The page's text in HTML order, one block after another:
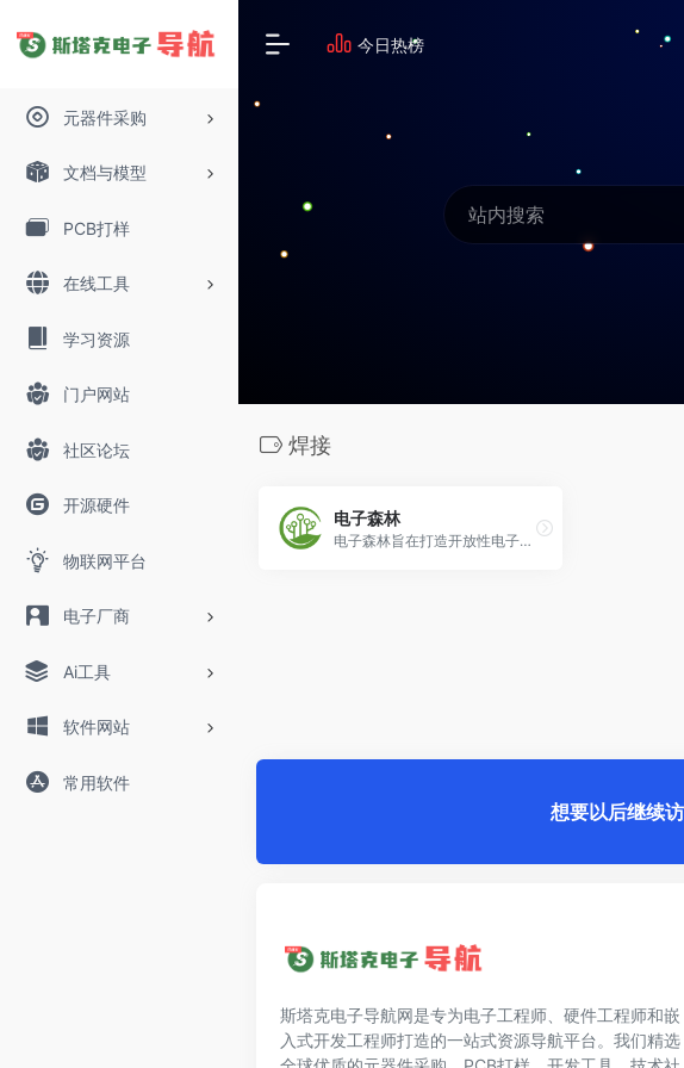
元器件采购
文档与模型
PCB打样
在线工具
学习资源
门户网站
社区论坛
开源硬件
物联网平台
电子厂商
Ai工具
软件网站
常用软件
今日热榜
焊接
电子森林
电子森林旨在打造开放性电子社区，在这里可以找到丰富的文档资料，经过验证的开源项目，热门的电子设计平台，专业的百科知识库，在线设计仿真工具等，在电子森林，希望每一颗硬件的禾苗， 都能慢慢长成参天大树，贡献在最后发展成大片茂盛的树林。
想要以后继续
斯塔克电子导航网是专为电子工程师、硬件工程师和嵌
入式开发工程师打造的一站式资源导航平台。我们精选